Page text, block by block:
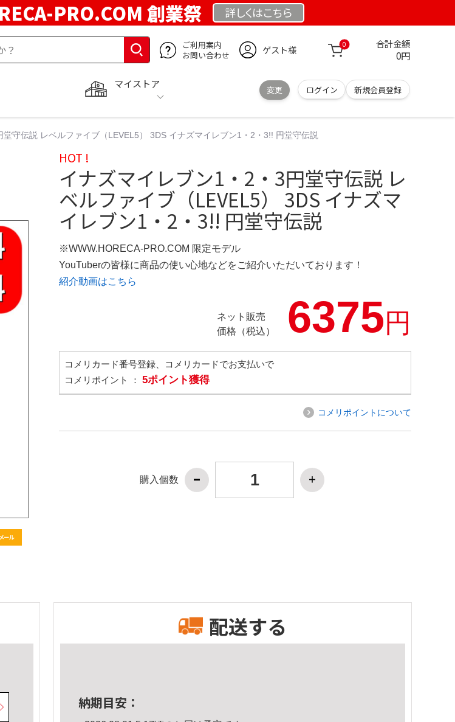
PRO.COM 創業祭 詳しくはこちら
ご利用案内
お問い合わせ
ゲスト様 0 合計金額
0円
マイストア
変更 ログイン 新規会員登録
守伝説 レベルファイブ（LEVEL5） 3DS イナズマイレブン1・2・3!! 円堂守伝説
HOT !
イナズマイレブン1・2・3円堂守伝説 レ
ベルファイブ（LEVEL5） 3DS イナズマ
イレブン1・2・3!! 円堂守伝説
※WWW.HORECA-PRO.COM 限定モデル
YouTuberの皆様に商品の使い心地などをご紹介いただいております！
紹介動画はこちら
ネット販売
価格（税込）
6375円
コメリカード番号登録、コメリカードでお支払いで
コメリポイント ： 5ポイント獲得
コメリポイントについて
購入個数
配送する
納期目安：